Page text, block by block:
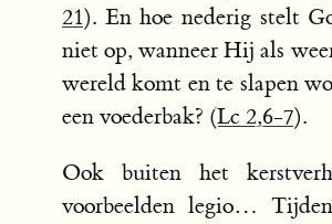
21). En hoe nederig stelt
niet op, wanneer Hij als
wereld komt en te slapen
een voederbak? (Lc 2,6-7).
Ook buiten het
voorbeelden legio…